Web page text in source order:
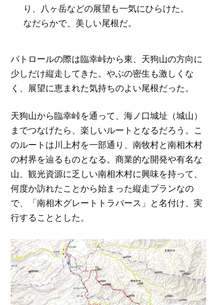
り、八ヶ岳などの展望も一気にひらけた。
なだらかで、美しい尾根だ。
パトロールの際は臨幸峠から東、天狗山の方向に
少しだけ縦走してきた。やぶの密生も激しくな
く、展望に恵まれた気持ちのよい尾根だった。
天狗山から臨幸峠を通って、海ノ口城址（城山）
までつなげたら、楽しいルートとなるだろう。こ
のルートは川上村を一部通り、南牧村と南相木村
の村界を辿るものとなる。商業的な開発や有名な
山、観光資源に乏しい南相木村に興味を持って、
何度か訪れたことから始まった縦走プランなの
で、「南相木グレートトラバース」と名付け、実
行することとした。